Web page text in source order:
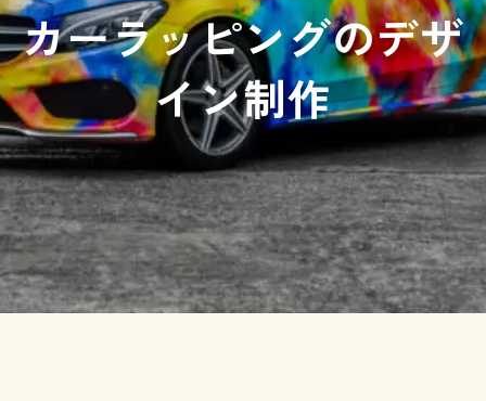
カーラッピングのデザ
イン制作